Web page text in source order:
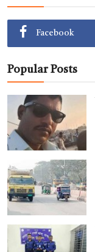
Facebook
Popular Posts